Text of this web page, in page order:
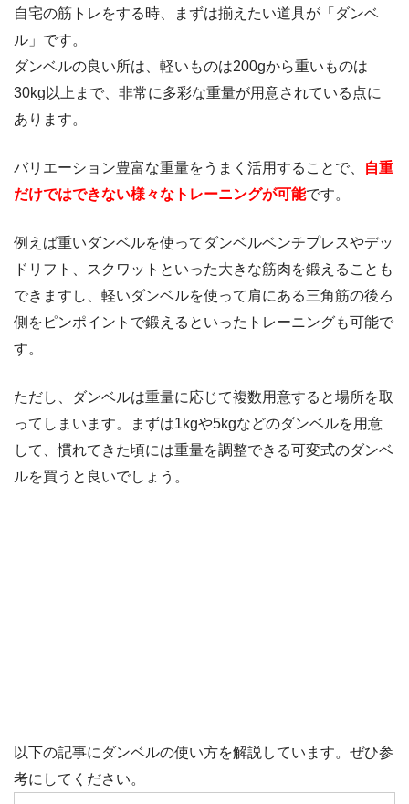
自宅の筋トレをする時、まずは揃えたい道具が「ダンベ
ル」です。
ダンベルの良い所は、軽いものは200gから重いものは
30kg以上まで、非常に多彩な重量が用意されている点に
あります。
バリエーション豊富な重量をうまく活用することで、
自重
だけではできない様々なトレーニングが可能です。
例えば重いダンベルを使ってダンベルベンチプレスやデッ
ドリフト、スクワットといった大きな筋肉を鍛えることも
できますし、軽いダンベルを使って肩にある三角筋の後ろ
側をピンポイントで鍛えるといったトレーニングも可能で
す。
ただし、ダンベルは重量に応じて複数用意すると場所を取
ってしまいます。まずは1kgや5kgなどのダンベルを用意
して、慣れてきた頃には重量を調整できる可変式のダンベ
ルを買うと良いでしょう。
以下の記事にダンベルの使い方を解説しています。ぜひ参
考にしてください。